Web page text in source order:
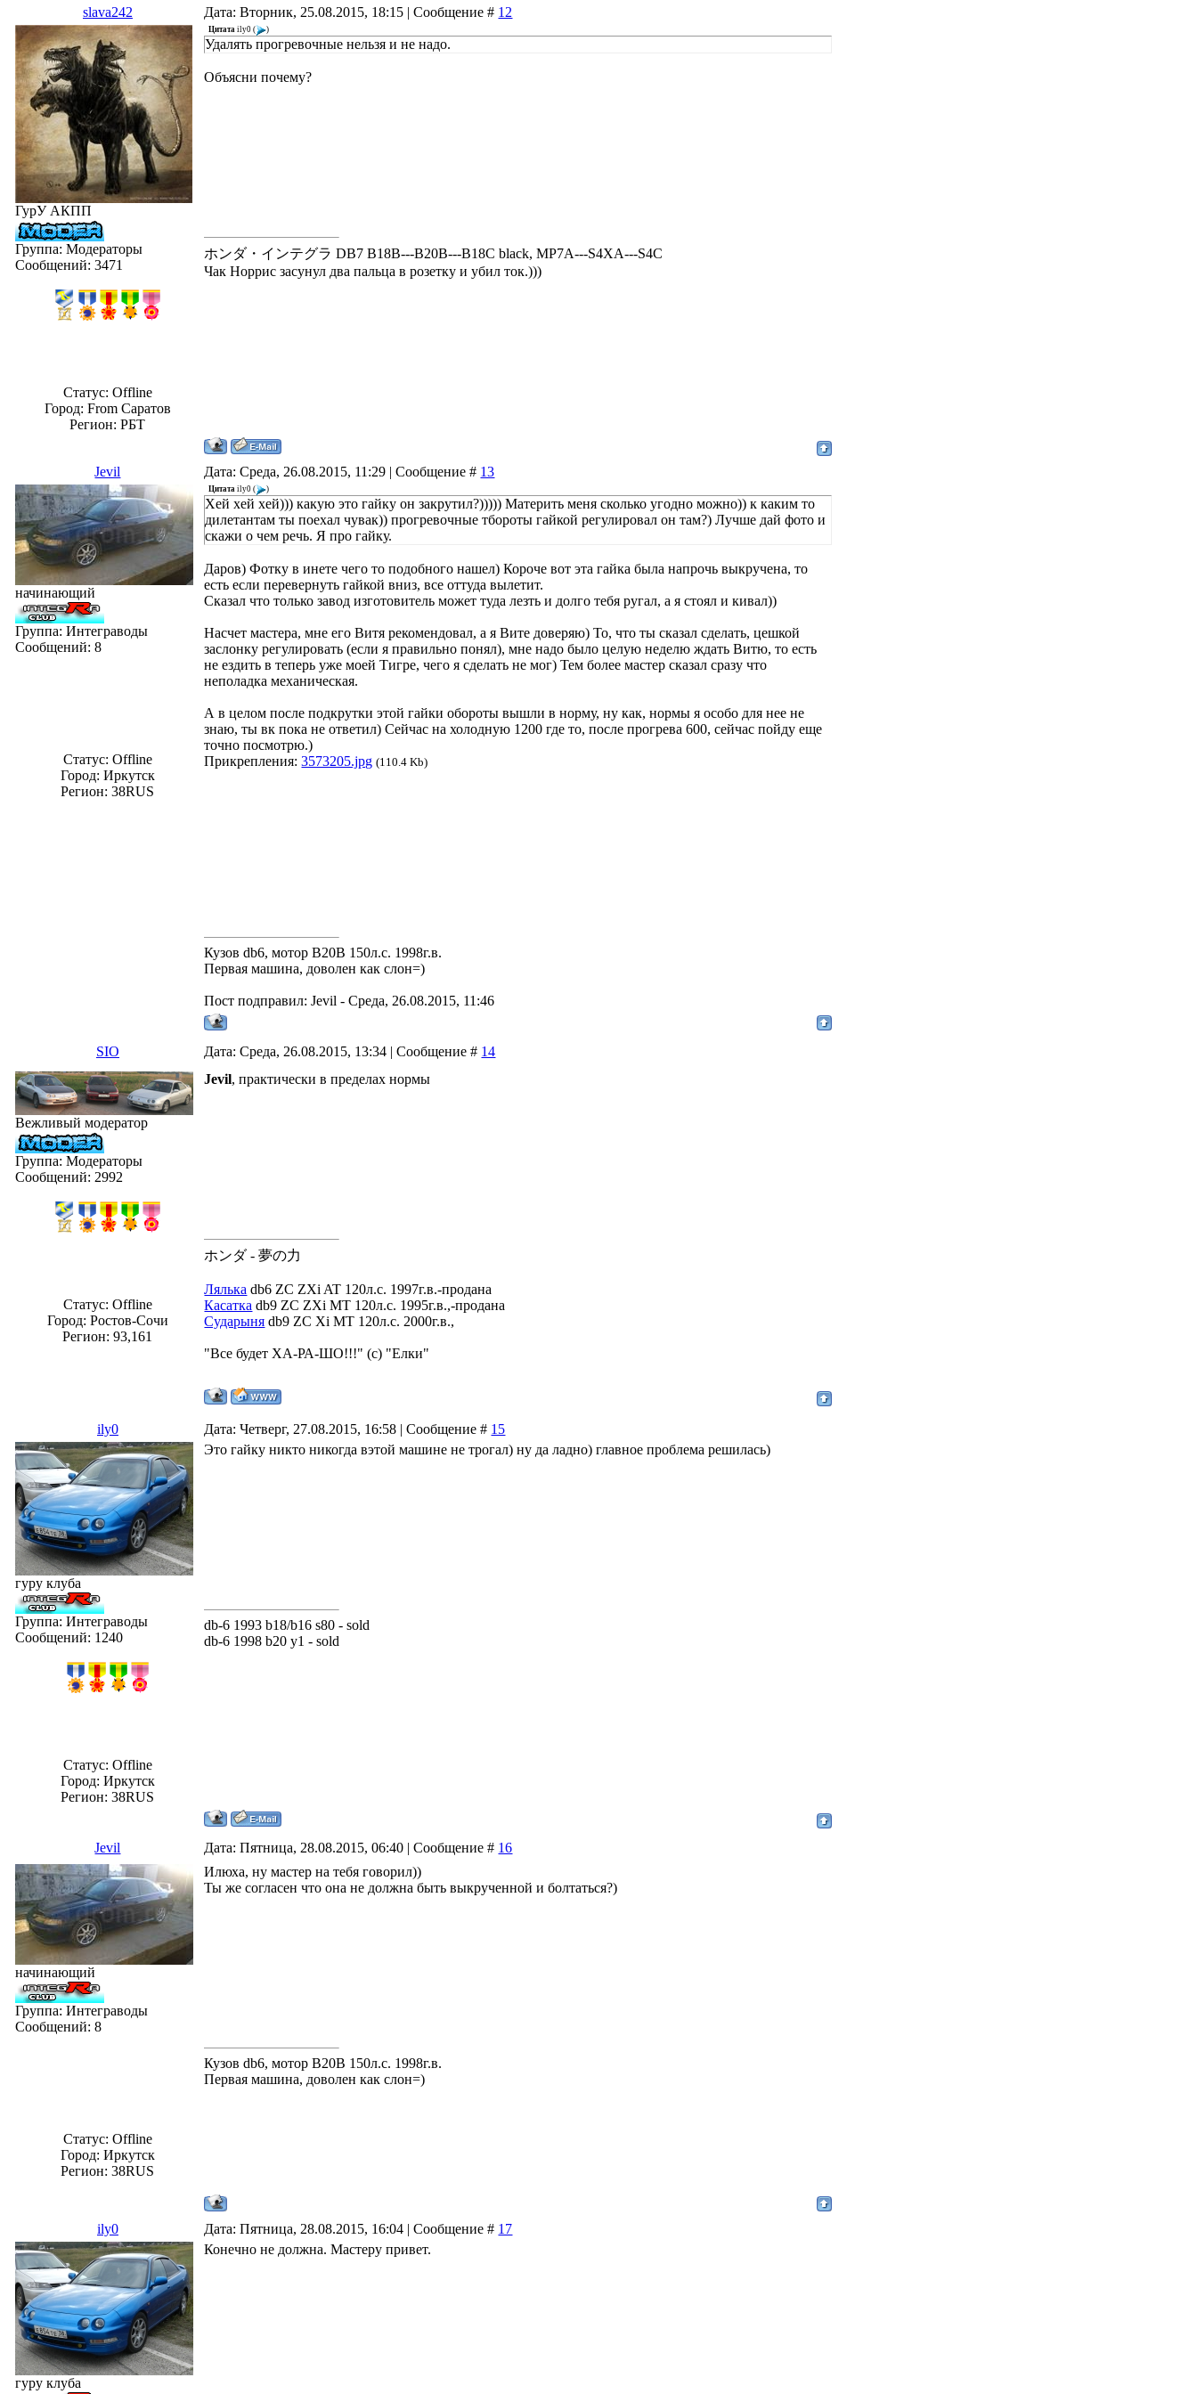
slava242 Дата: Вторник, 25.08.2015, 18:15 | Сообщение # 12
ГурУ АКПП
Группа: Модераторы
Сообщений:3471
Статус: Offline
Город: From Саратов
Регион: РБТ
Цитата ily0 ( )
Удалять прогревочные нельзя и не надо.
Объясни почему?
ホンダ・インテグラ DB7 B18B---В20В---В18С black, MP7A---S4XA---S4C
Чак Норрис засунул два пальца в розетку и убил ток.)))
Jevil Дата: Среда, 26.08.2015, 11:29 | Сообщение # 13
начинающий
Группа: Интеграводы
Сообщений:8
Статус: Offline
Город: Иркутск
Регион: 38RUS
Цитата ily0 ( )
Хей хей хей))) какую это гайку он закрутил?))))) Материть меня сколько угодно можно)) к каким то
дилетантам ты поехал чувак)) прогревочные тбороты гайкой регулировал он там?) Лучше дай фото и
скажи о чем речь. Я про гайку.
Даров) Фотку в инете чего то подобного нашел) Короче вот эта гайка была напрочь выкручена, то
есть если перевернуть гайкой вниз, все оттуда вылетит.
Сказал что только завод изготовитель может туда лезть и долго тебя ругал, а я стоял и кивал))
Насчет мастера, мне его Витя рекомендовал, а я Вите доверяю) То, что ты сказал сделать, цешкой
заслонку регулировать (если я правильно понял), мне надо было целую неделю ждать Витю, то есть
не ездить в теперь уже моей Тигре, чего я сделать не мог) Тем более мастер сказал сразу что
неполадка механическая.
А в целом после подкрутки этой гайки обороты вышли в норму, ну как, нормы я особо для нее не
знаю, ты вк пока не ответил) Сейчас на холодную 1200 где то, после прогрева 600, сейчас пойду еще
точно посмотрю.)
Прикрепления:3573205.jpg (110.4 Kb)
Кузов db6, мотор B20B 150л.с. 1998г.в.
Первая машина, доволен как слон=)
Пост подправил:Jevil -Среда, 26.08.2015, 11:46
SIO Дата: Среда, 26.08.2015, 13:34 | Сообщение # 14
Вежливый модератор
Группа: Модераторы
Сообщений: 2992
Статус: Offline
Город: Ростов-Сочи
Регион: 93,161
Jevil, практически в пределах нормы
ホンダ - 夢の力
Лялька db6 ZC ZXi AT 120л.с. 1997г.в.-продана
Касатка db9 ZC ZXi MT 120л.с. 1995г.в.,-продана
Сударыня db9 ZC Xi MT 120л.с. 2000г.в.,
"Все будет ХА-РА-ШО!!!" (с) "Елки"
ily0 Дата: Четверг, 27.08.2015, 16:58 | Сообщение # 15
гуру клуба
Группа: Интеграводы
Сообщений: 1240
Статус: Offline
Город: Иркутск
Регион: 38RUS
Это гайку никто никогда вэтой машине не трогал) ну да ладно) главное проблема решилась)
db-6 1993 b18/b16 s80 - sold
db-6 1998 b20 y1 - sold
Jevil Дата: Пятница, 28.08.2015, 06:40 | Сообщение # 16
начинающий
Группа: Интеграводы
Сообщений:8
Статус: Offline
Город: Иркутск
Регион: 38RUS
Илюха, ну мастер на тебя говорил))
Ты же согласен что она не должна быть выкрученной и болтаться?)
Кузов db6, мотор B20B 150л.с. 1998г.в.
Первая машина, доволен как слон=)
ily0 Дата: Пятница, 28.08.2015, 16:04 | Сообщение # 17
гуру клуба
Конечно не должна. Мастеру привет.